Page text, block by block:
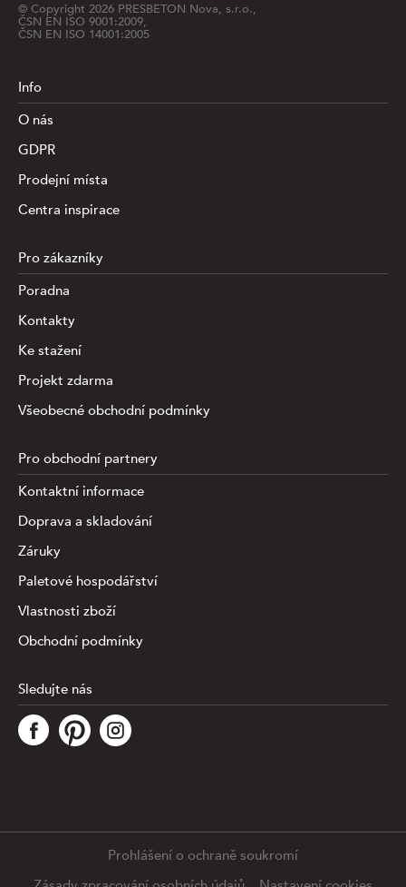
Tato stránka využívá soubory cookies ke shromažďování a
analýze informací o výkonu a používání webu, zajištění
fungování funkcí ze sociálních médií a ke zlepšení a
Souhlasím se všemi cookies
© Copyright 2026 PRESBETON Nova, s.r.o.,
ČSN EN ISO 9001:2009,
ČSN EN ISO 14001:2005
Info
O nás
GDPR
Prodejní místa
Centra inspirace
Pro zákazníky
Poradna
Kontakty
Ke stažení
Projekt zdarma
Všeobecné obchodní podmínky
Pro obchodní partnery
Kontaktní informace
Doprava a skladování
Záruky
Paletové hospodářství
Vlastnosti zboží
Obchodní podmínky
Sledujte nás
Prohlášení o ochraně soukromí